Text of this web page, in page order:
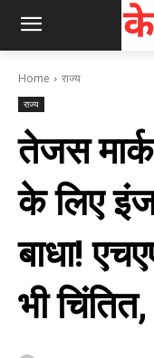
Home राज्य
राज्य
तेजस
के लिए
बाधा!
भी